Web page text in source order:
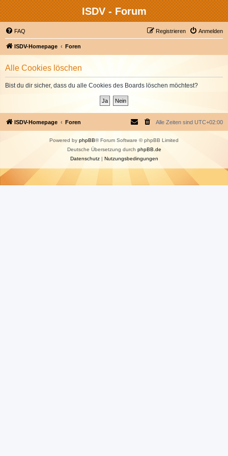
ISDV - Forum
FAQ Anmelden
Registrieren
ISDV-Homepage Foren
Alle Cookies löschen
Bist du dir sicher, dass du alle Cookies des Boards löschen möchtest?
ISDV-Homepage Foren Alle Zeiten sind UTC+02:00
Powered by phpBB® Forum Software © phpBB Limited
Deutsche Übersetzung durch phpBB.de
Datenschutz| Nutzungsbedingungen